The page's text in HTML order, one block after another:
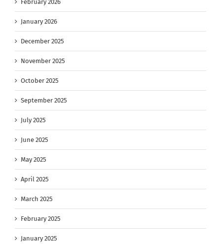
February 2026
January 2026
December 2025
November 2025
October 2025
September 2025
July 2025
June 2025
May 2025
April 2025
March 2025
February 2025
January 2025